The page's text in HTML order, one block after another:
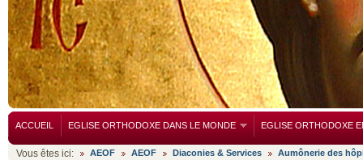
ACCUEIL EGLISE ORTHODOXE DANS LE MONDE EGLISE ORTHODOXE
Vous êtes ici: AEOF AEOF Diaconies & Services Aumônerie des